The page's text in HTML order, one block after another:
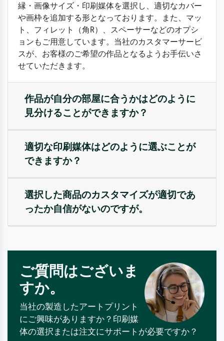
縁・画像サイズ・印刷媒体を選択し、適切なカバー
や画枠を追加する形となっております。また、マッ
ト、フィレット（角R）、スペーサーなどのオプシ
ョンもご用意しています。当社のカスタマーサービ
スが、お客様のご希望の作品となるようお手伝いさ
せていただきます。
作品が自分の部屋に合うかはどのように
見分けることができますか？
適切な印刷媒体はどのように選ぶことが
できますか？
選択した商品のカスタマイズが適切であ
ったか自信がないのですが。
ご質問はございま
すか。
当社の製造したアートプリント
にご興味がありますか？印刷媒
体の選択または注文にサポートが必要ですか？